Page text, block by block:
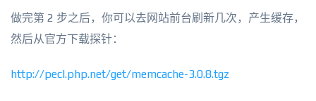
做完第 2 步之后，你可以去网站前台刷新几次，产生缓存，
然后从官方下载探针：
http://pecl.php.net/get/memcache-3.0.8.tgz